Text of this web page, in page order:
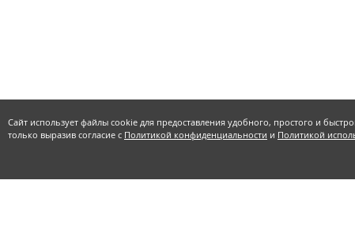
Сайт использует файлы cookie для предоставления удобного, простого и
только выразив согласие с Политикой конфиденциальности и Политикой